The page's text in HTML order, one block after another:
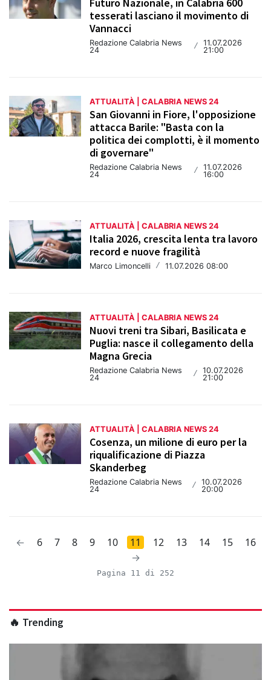
Futuro Nazionale, in Calabria 600
tesserati lasciano il movimento di
Vannacci
Redazione Calabria News
24
/
11.07.2026
21:00
ATTUALITÀ | CALABRIA NEWS 24
San Giovanni in Fiore, l'opposizione
attacca Barile: "Basta con la
politica dei complotti, è il momento
di governare"
Redazione Calabria News
24
/
11.07.2026
16:00
ATTUALITÀ | CALABRIA NEWS 24
Italia 2026, crescita lenta tra lavoro
record e nuove fragilità
Marco Limoncelli / 11.07.2026 08:00
ATTUALITÀ | CALABRIA NEWS 24
Nuovi treni tra Sibari, Basilicata e
Puglia: nasce il collegamento della
Magna Grecia
Redazione Calabria News
24
/ 10.07.2026
21:00
ATTUALITÀ | CALABRIA NEWS 24
Cosenza, un milione di euro per la
riqualificazione di Piazza
Skanderbeg
Redazione Calabria News
24
/
10.07.2026
20:00
← 6 7 8 9 10 11 12 13 14 15
16
→
Pagina 11 di 252
🔥 Trending